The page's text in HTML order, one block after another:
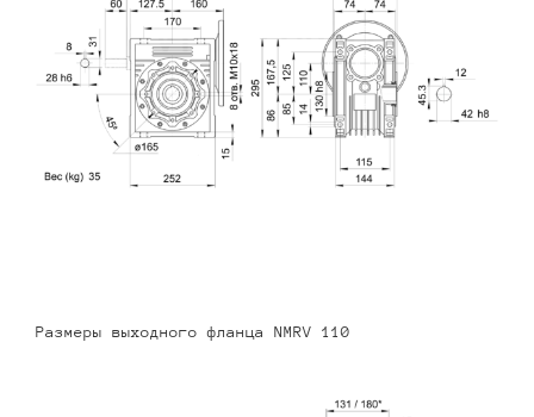
Размеры выходного фланца NMRV 110